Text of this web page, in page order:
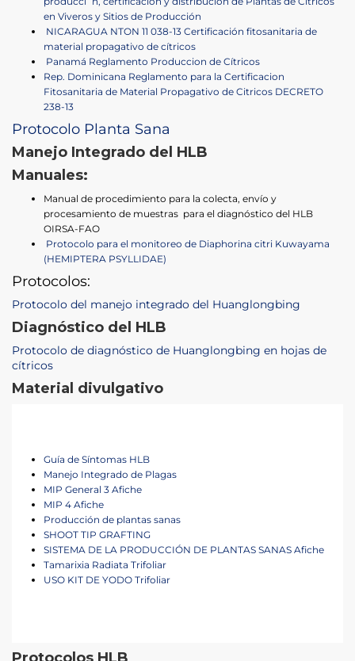
en Viveros y Sitios de Producción
NICARAGUA NTON 11 038-13 Certificación fitosanitaria de
material propagativo de cítricos
Panamá Reglamento Produccion de Cítricos
Rep. Dominicana Reglamento para la Certificacion
Fitosanitaria de Material Propagativo de Citricos DECRETO
238-13
Protocolo Planta Sana
Manejo Integrado del HLB
Manuales:
Manual de procedimiento para la colecta, envío y
procesamiento de muestras para el diagnóstico del HLB
OIRSA-FAO
Protocolo para el monitoreo de Diaphorina citri Kuwayama
(HEMIPTERA PSYLLIDAE)
Protocolos:
Protocolo del manejo integrado del Huanglongbing
Diagnóstico del HLB
Protocolo de diagnóstico de Huanglongbing en hojas de
cítricos
Material divulgativo
Guía de Síntomas HLB
Manejo Integrado de Plagas
MIP General 3 Afiche
MIP 4 Afiche
Producción de plantas sanas
SHOOT TIP GRAFTING
SISTEMA DE LA PRODUCCIÓN DE PLANTAS SANAS Afiche
Tamarixia Radiata Trifoliar
USO KIT DE YODO Trifoliar
Protocolos HLB